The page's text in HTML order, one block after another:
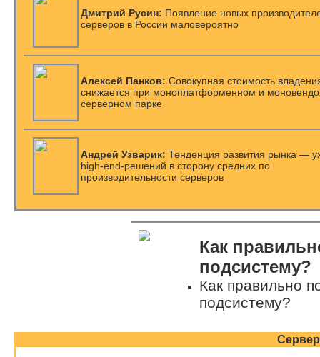
Дмитрий Русин: Появление новых
серверов в России маловероятно
Алексей Панков: Cовокупная стоимость
снижается при моноплатформенном и
серверном парке
Андрей Узварик: Тенденция развития рынка —
high-end-решений в сторону средних по
производительности серверов
Как
подсистему?
Как правильно
подсистему?